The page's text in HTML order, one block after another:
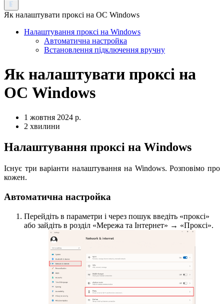
Як налаштувати проксі на ОС Windows
Налаштування проксі на Windows
Автоматична настройка
Встановлення підключення вручну
Як налаштувати проксі на
ОС Windows
1 жовтня 2024 р.
2 хвилини
Налаштування проксі на Windows
Існує три варіанти налаштування на Windows. Розповімо про
кожен.
Автоматична настройка
Перейдіть в параметри і через пошук введіть «проксі»
або зайдіть в розділ «Мережа та Інтернет» → «Проксі».